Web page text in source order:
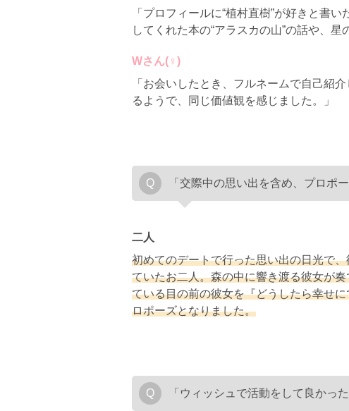
「プロフィールに“植村直樹”が好きと書
してくれた本の“アラスカの山”の話や、星
Wさん(♀)
「お会いしたとき、フルネームで自己紹
るようで、同じ価値観を感じました。」
「交際中の思い出を含め、プロポ
二人
初めてのデートで行った思い出の日光で
ていたお二人。森の中に響き渡る彼女が
ている目の前の彼女を『どうしたら幸せ
ロポーズとなりました。
「ウィッシュで活動をして良かっ